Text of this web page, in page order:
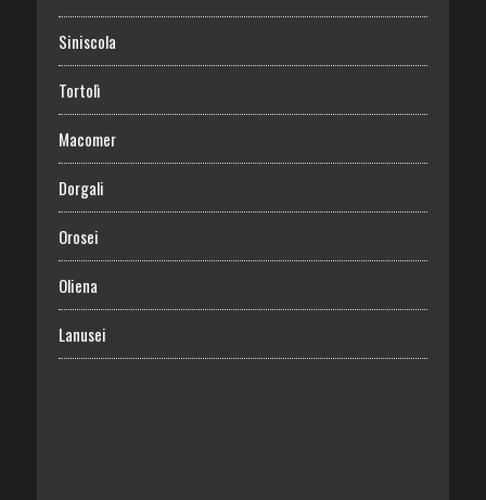
Siniscola
Tortolì
Macomer
Dorgali
Orosei
Oliena
Lanusei